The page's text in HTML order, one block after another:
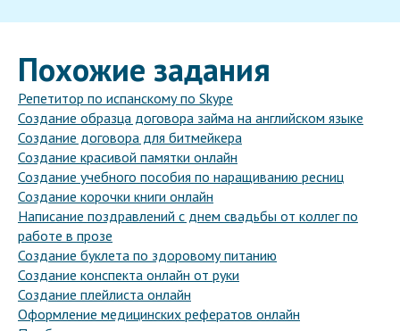
Похожие задания
Репетитор по испанскому по Skype
Создание образца договора займа на английском языке
Создание договора для битмейкера
Создание красивой памятки онлайн
Создание учебного пособия по наращиванию ресниц
Создание корочки книги онлайн
Написание поздравлений с днем свадьбы от коллег по
работе в прозе
Создание буклета по здоровому питанию
Создание конспекта онлайн от руки
Создание плейлиста онлайн
Оформление медицинских рефератов онлайн